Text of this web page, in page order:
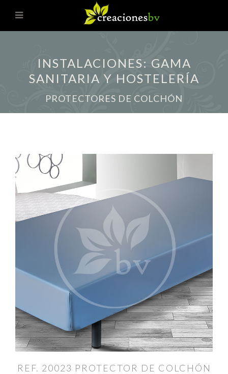
INSTALACIONES: GAMA
SANITARIA Y HOSTELERÍA
PROTECTORES DE COLCHÓN
REF. 20023 PROTECTOR DE COLCHÓN